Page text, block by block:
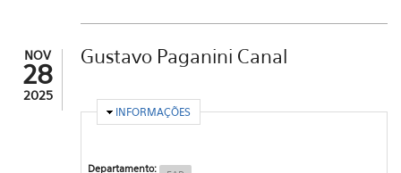
NOV
28
2025
Gustavo Paganini Canal
OCULTAR
INFORMAÇÕES
Departamento: